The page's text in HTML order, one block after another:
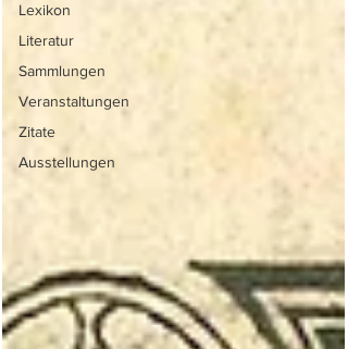
Lexikon
Literatur
Sammlungen
Veranstaltungen
Zitate
Ausstellungen